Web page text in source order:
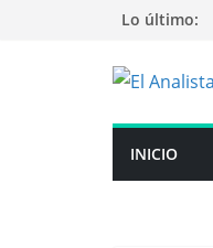
Lo último:
INICIO